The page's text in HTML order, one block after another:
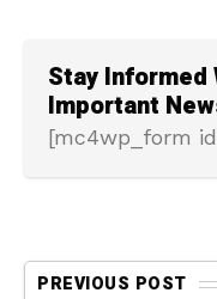
Stay
Important
[mc4wp_form
PREVIOUS POST